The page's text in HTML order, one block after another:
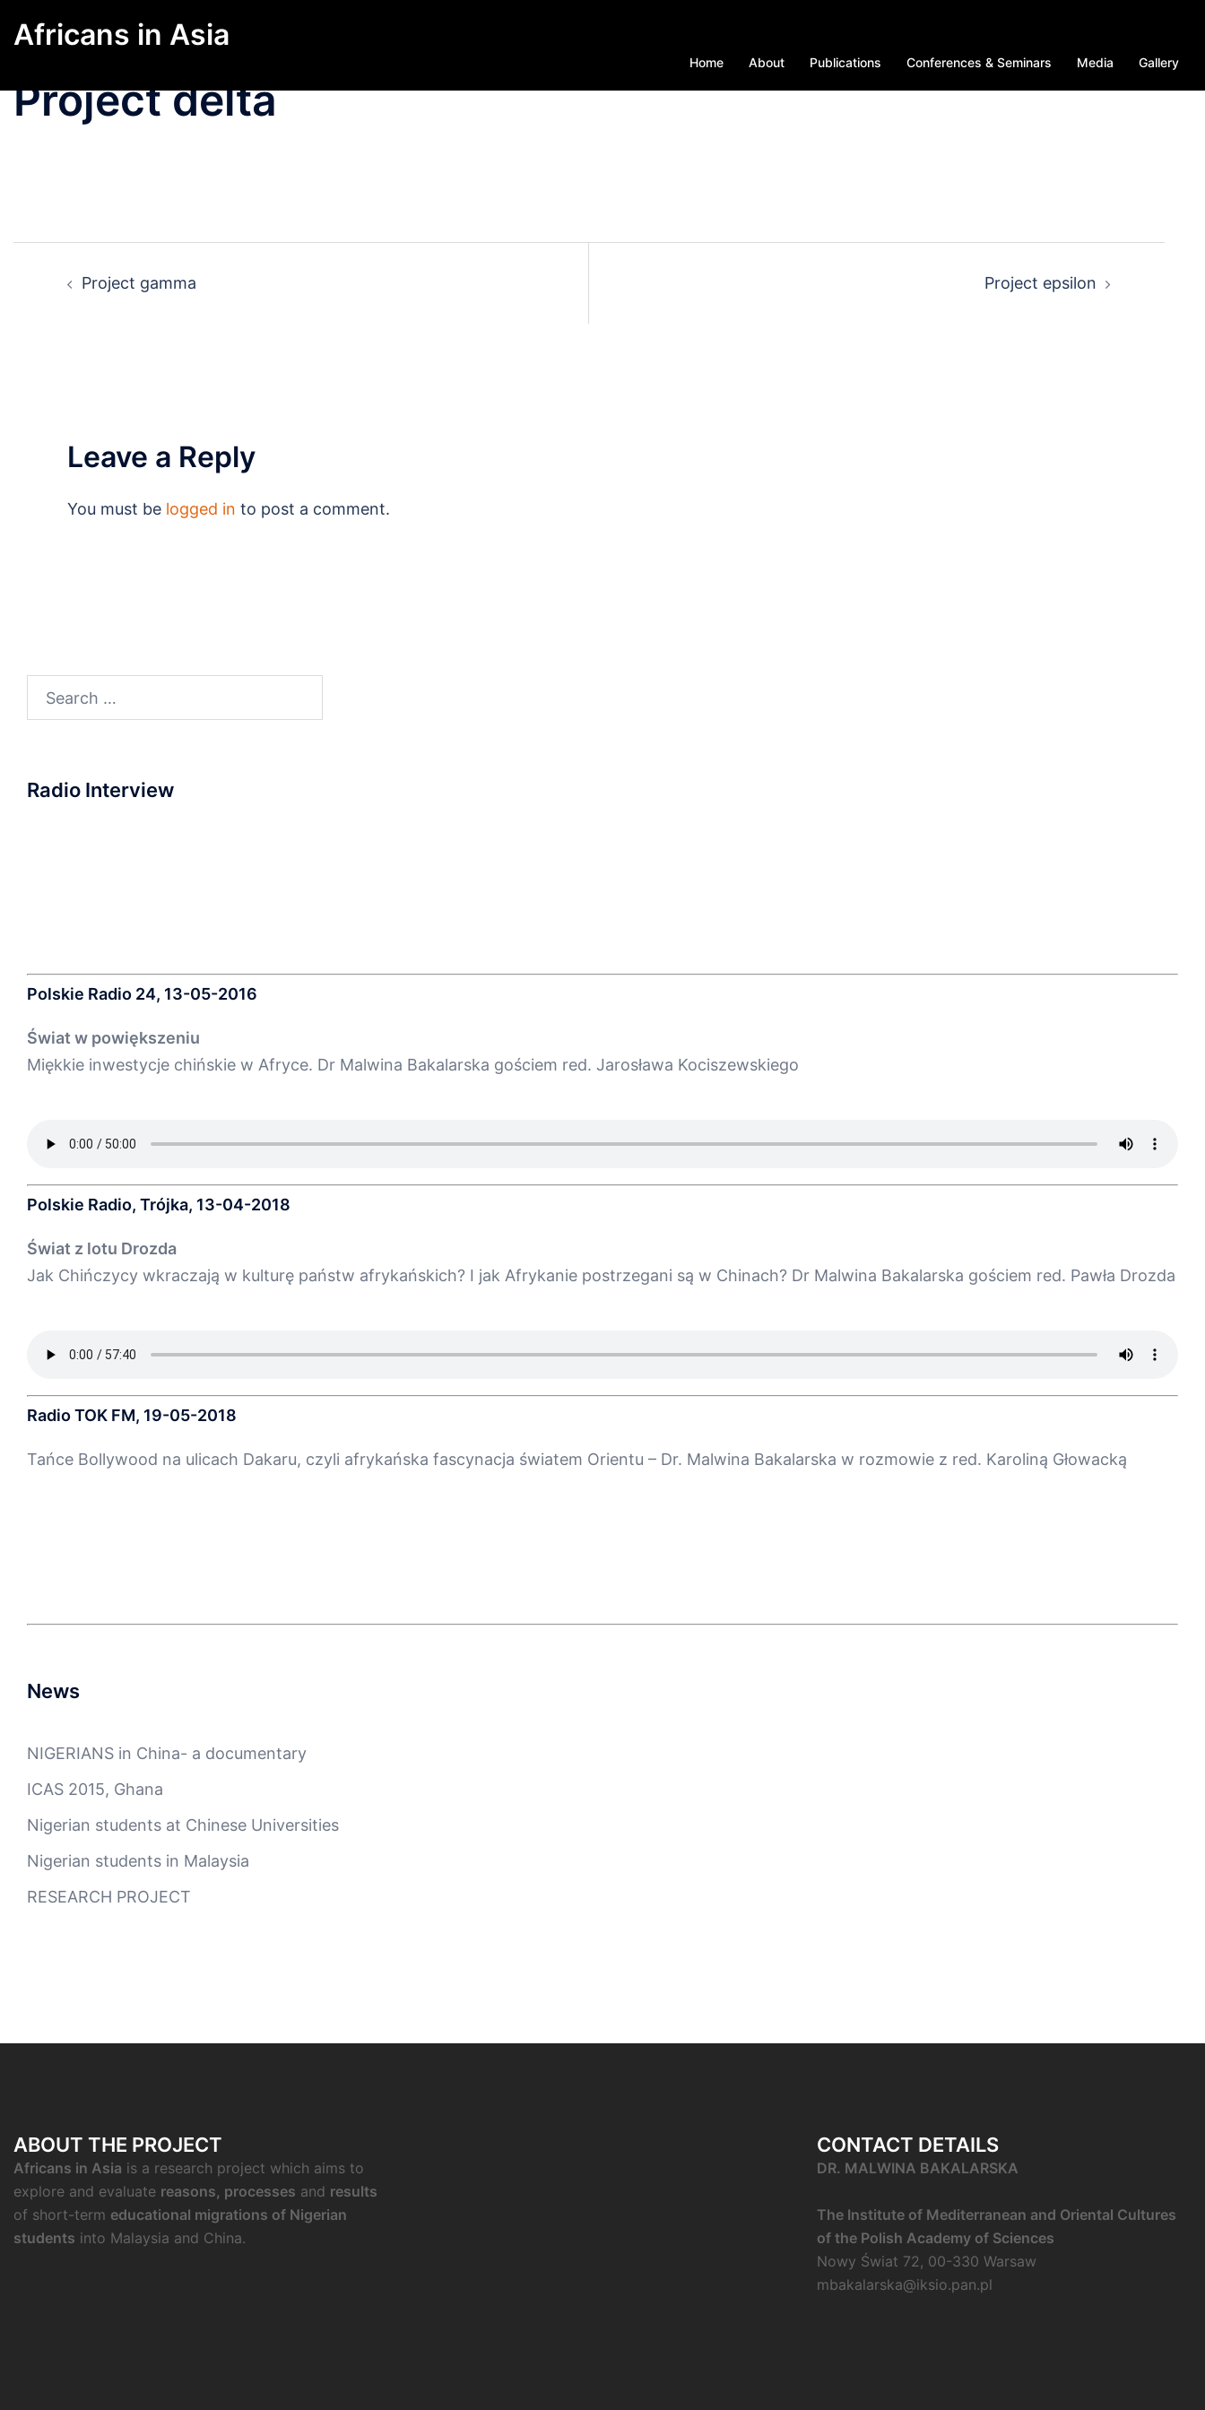
toAfricans in Asia
Home About Publications Conferences & Seminars Media Gallery
Project delta
PostProject gamma Project epsilon
Leave a Reply
You must be logged in to post a comment.
Search
for:
Radio Interview
Polskie Radio 24, 13-05-2016
Świat w powiększeniu
Miękkie inwestycje chińskie w Afryce. Dr Malwina Bakalarska gościem red. Jarosława Kociszewskiego
Polskie Radio, Trójka, 13-04-2018
Świat z lotu Drozda
Jak Chińczycy wkraczają w kulturę państw afrykańskich? I jak Afrykanie postrzegani są w Chinach? Dr Malwina Bakalarska gościem red. Pawła Drozda
Radio TOK FM, 19-05-2018
Tańce Bollywood na ulicach Dakaru, czyli afrykańska fascynacja światem Orientu – Dr. Malwina Bakalarska w rozmowie z red. Karoliną Głowacką
News
NIGERIANS in China- a documentary
ICAS 2015, Ghana
Nigerian students at Chinese Universities
Nigerian students in Malaysia
RESEARCH PROJECT
ABOUT THE PROJECT
Africans in Asia is a research project which aims to
explore and evaluate reasons, processes and results
of short-term educational migrations of Nigerian
students into Malaysia and China.
CONTACT DETAILS
DR. MALWINA BAKALARSKA
The Institute of Mediterranean and Oriental Cultures
of the Polish Academy of Sciences
Nowy Świat 72, 00-330 Warsaw
mbakalarska@iksio.pan.pl